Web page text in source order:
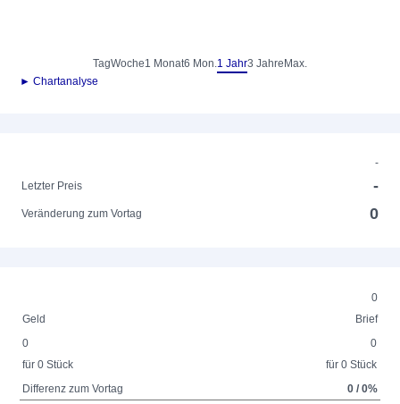
TagWoche1 Monat6 Mon.1 Jahr3 Jahre Max.
► Chartanalyse
-
Letzter Preis
-
Veränderung zum Vortag 0
0
Geld
Brief
0
für 0 Stück
0
für 0 Stück
Differenz zum Vortag
0 / 0%